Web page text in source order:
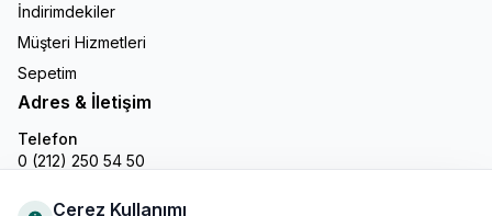
İndirimdekiler
Müşteri Hizmetleri
Sepetim
Adres & İletişim
Telefon
0 (212) 250 54 50
info@gastronline.com
Çerez Kullanımı